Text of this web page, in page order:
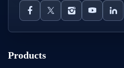
Products